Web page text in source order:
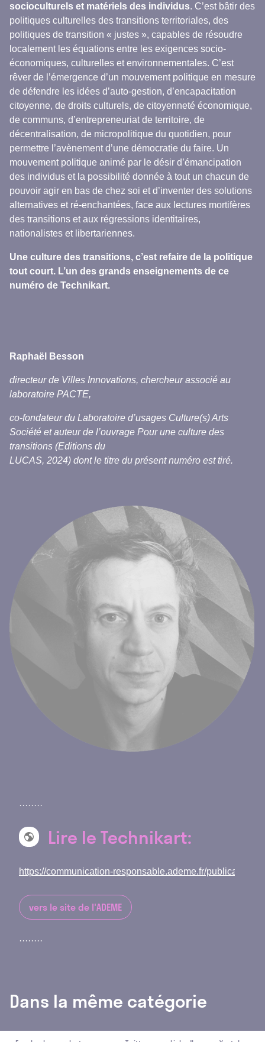
socioculturels et matériels des individus. C’est bâtir des
politiques culturelles des transitions territoriales, des
politiques de transition « justes », capables de résoudre
localement les équations entre les exigences socio-
économiques, culturelles et environnementales. C’est
rêver de l’émergence d’un mouvement politique en mesure
de défendre les idées d’auto-gestion, d’encapacitation
citoyenne, de droits culturels, de citoyenneté économique,
de communs, d’entrepreneuriat de territoire, de
décentralisation, de micropolitique du quotidien, pour
permettre l’avènement d’une démocratie du faire. Un
mouvement politique animé par le désir d’émancipation
des individus et la possibilité donnée à tout un chacun de
pouvoir agir en bas de chez soi et d’inventer des solutions
alternatives et ré-enchantées, face aux lectures mortifères
des transitions et aux régressions identitaires,
nationalistes et libertariennes.
Une culture des transitions, c’est refaire de la politique
tout court. L’un des grands enseignements de ce
numéro de Technikart.
Raphaël Besson
directeur de Villes Innovations, chercheur associé au
laboratoire PACTE,
co-fondateur du Laboratoire d’usages Culture(s) Arts
Société et auteur de l’ouvrage Pour une culture des
transitions (Editions du
LUCAS, 2024) dont le titre du présent numéro est tiré.
Lire le Technikart:
https://communication-responsable.ademe.fr/publication-
vers le site de l'ADEME
Dans la même catégorie